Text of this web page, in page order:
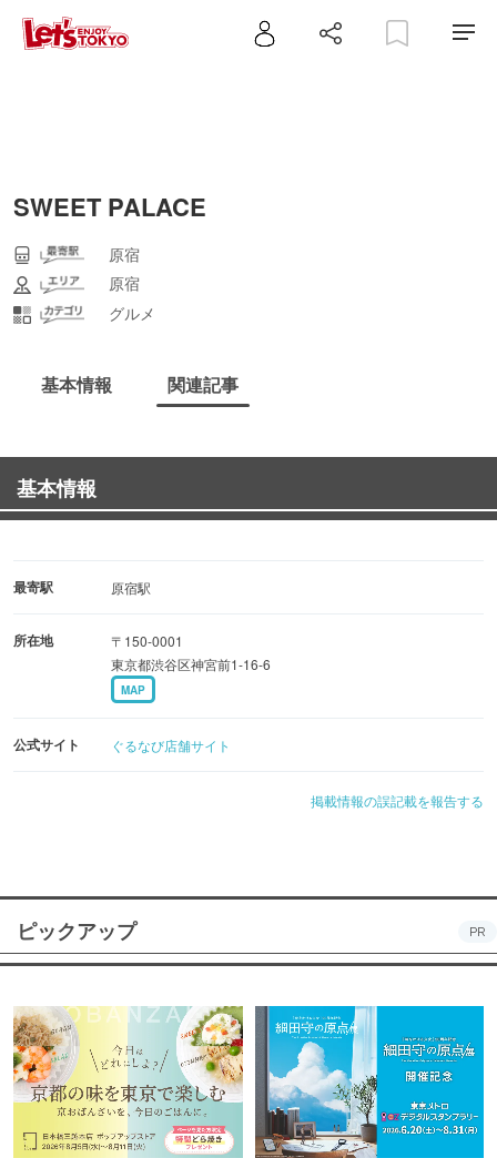
SWEET PALACE
原宿
原宿
グルメ
基本情報 関連記事
基本情報
最寄駅 原宿駅
所在地
〒150-0001
東京都渋谷区神宮前1-16-6
MAP
公式サイト ぐるなび店舗サイト
掲載情報の誤記載を報告する
ピックアップ PR